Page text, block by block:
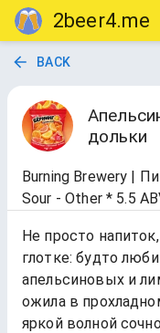
2beer4.me
BACK
дольки
Burning Brewery |
Sour - Other * 5.5
Не просто
глотке: будто
апельсиновых и
ожила в
яркой волной